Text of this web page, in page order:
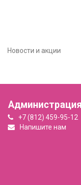
Новости и акции
+7 (812) 459-95-12
Напишите нам